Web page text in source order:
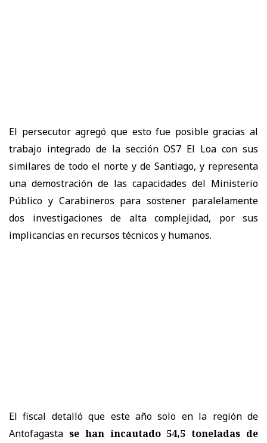
El persecutor agregó que esto fue posible gracias al
trabajo integrado de la sección OS7 El Loa con sus
similares de todo el norte y de Santiago, y representa
una demostración de las capacidades del Ministerio
Público y Carabineros para sostener paralelamente
dos investigaciones de alta complejidad, por sus
implicancias en recursos técnicos y humanos.
El fiscal detalló que este año solo en la región de
Antofagasta se han incautado 54,5 toneladas de